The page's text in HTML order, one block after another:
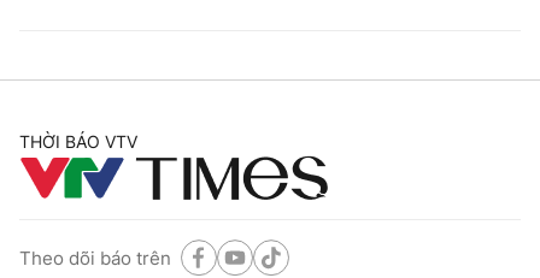
THỜI BÁO VTV
Theo dõi báo trên